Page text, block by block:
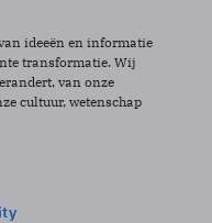
ideeën en informatie
transformatie. Wij
van onze
cultuur, wetenschap